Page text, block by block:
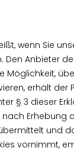
wenn Sie
Anbieter
Möglichkeit,
erhält der
§ 3 dieser
Erhebung
und
vornimmt,